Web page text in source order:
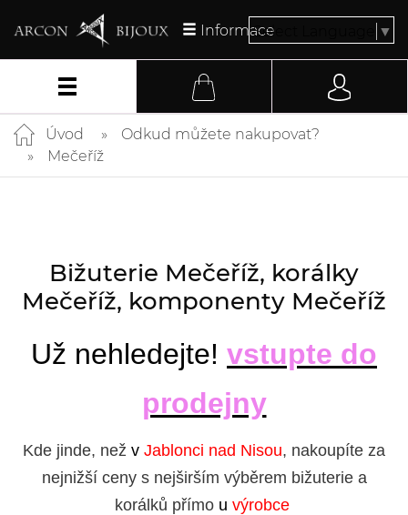
InformaceSelect Language ▼
Úvod
Odkud můžete nakupovat?
Mečeříž
Bižuterie Mečeříž, korálky
Mečeříž, komponenty Mečeříž
Už nehledejte! vstupte do
prodejny
Kde jinde, než v Jablonci nad Nisou, nakoupíte za
nejnižší ceny s nejširším výběrem bižuterie a
korálků přímo u výrobce